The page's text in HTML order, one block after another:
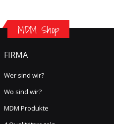
MDM Shop
FIRMA
Wer sind wir?
Wo sind wir?
MDM Produkte